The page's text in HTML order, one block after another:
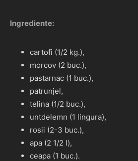
Ingrediente:
cartofi (1/2 kg.),
morcov (2 buc.),
pastarnac (1 buc.),
patrunjel,
telina (1/2 buc.),
untdelemn (1 lingura),
rosii (2-3 buc.),
apa (2 1/2 l),
ceapa (1 buc.).